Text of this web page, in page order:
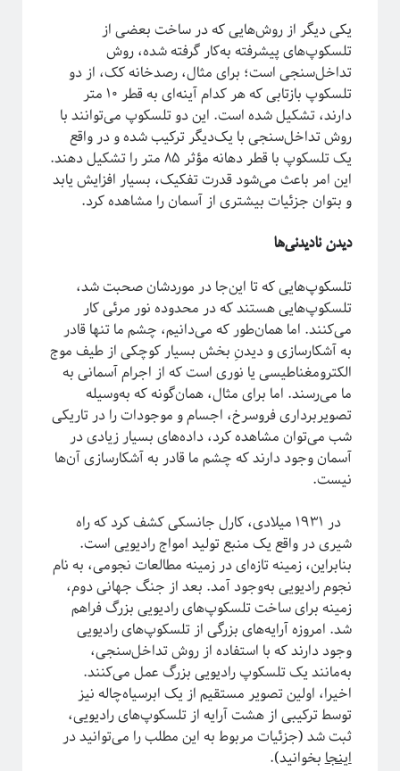
یکی دیگر از روش‌هایی که در ساخت بعضی از
تلسکوپ‌های پیشرفته به‌کار گرفته شده، روش
تداخل‌سنجی است؛ برای مثال، رصد‌خانه کک، از دو
تلسکوپ بازتابی که هر کدام آینه‌ای به قطر ۱۰ متر
دارند، تشکیل شده است. این دو تلسکوپ می‌توانند با
روش تداخل‌سنجی با یک‌دیگر ترکیب شده و در واقع
یک تلسکوپ با قطر دهانه مؤثر ۸۵ متر را تشکیل دهند.
این امر باعث می‌شود قدرت تفکیک، بسیار افزایش یابد
و بتوان جزئیات بیشتری از آسمان را مشاهده کرد.
دیدن نادیدنی‌ها
تلسکوپ‌هایی که تا این‌جا در موردشان صحبت شد،
تلسکوپ‌هایی هستند که در محدوده نور مر‌ئی کار
می‌کنند. اما همان‌طور که می‌دانیم، چشم ما تنها قادر
به آشکارسازی و دیدنِ بخش بسیار کوچکی از طیف موج
الکترومغناطیسی یا نوری است که از اجرام آسمانی به
ما می‌رسند. اما برای مثال، همان‌گونه که به‌وسیله
تصویربرداری فروسرخ، اجسام و موجودات را در تاریکی
شب می‌توان مشاهده کرد، داده‌های بسیار زیادی در
آسمان وجود دارند که چشم ما قادر به آشکارسازی آن‌ها
نیست.
در ۱۹۳۱ میلادی، کارل جانسکی کشف کرد که راه
شیری در واقع یک منبع تولید امواج رادیویی است.
بنابراین، زمینه تازه‌ای در زمینه مطالعات نجومی، به نام
نجوم رادیویی به‌وجود آمد. بعد از جنگ جهانی دوم،
زمینه برای ساخت تلسکوپ‌های رادیویی بزرگ فراهم
شد. امروزه آرایه‌های بزرگی از تلسکوپ‌های رادیویی
وجود دارند که با استفاده از روش تداخل‌سنجی،
به‌مانند یک تلسکوپ رادیویی بزرگ عمل می‌کنند.
اخیرا، اولین تصویر مستقیم از یک ابرسیاه‌چاله نیز
توسط ترکیبی از هشت آرایه از تلسکوپ‌های رادیویی،
ثبت شد (جزئیات مربوط به این مطلب را می‌توانید در
اینجابخوانید).